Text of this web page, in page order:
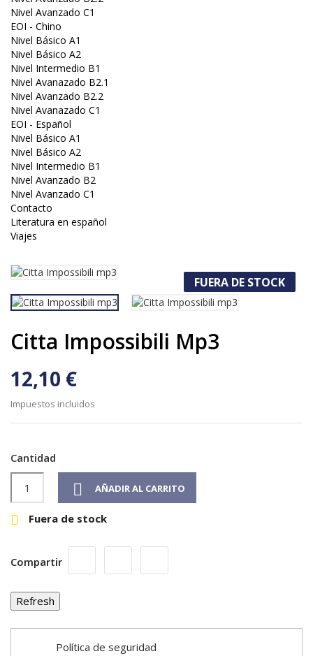
Nivel Avanzado C1
EOI - Chino
Nivel Básico A1
Nivel Básico A2
Nivel Intermedio B1
Nivel Avanazado B2.1
Nivel Avanzado B2.2
Nivel Avanazado C1
EOI - Español
Nivel Básico A1
Nivel Básico A2
Nivel Intermedio B1
Nivel Avanzado B2
Nivel Avanzado C1
Contacto
Literatura en español
Viajes
FUERA DE STOCK
Citta Impossibili Mp3
12,10 €
Impuestos incluidos
Cantidad
 AÑADIR AL CARRITO
 Fuera de stock
Compartir
Política de seguridad